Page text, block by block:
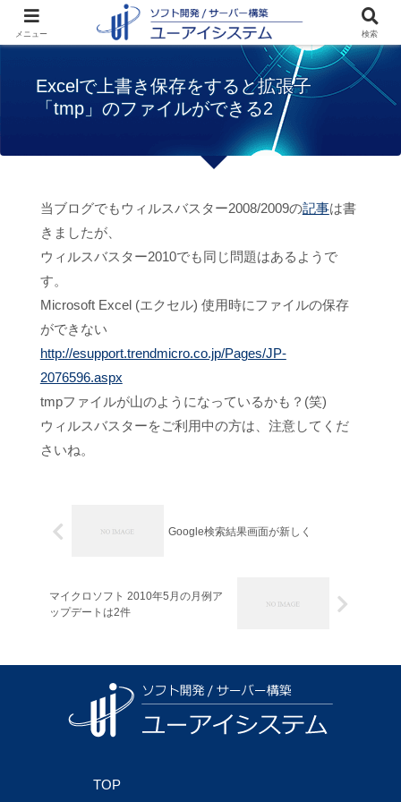
トラブル
Excelで上書き保存をす
ると拡張子「tmp」のファイルができる2
Excelで上書き保存をすると拡張子
「tmp」のファイルができる2
当ブログでもウィルスバスター2008/2009の記事は書
きましたが、
ウィルスバスター2010でも同じ問題はあるようで
す。
Microsoft Excel (エクセル) 使用時にファイルの保存
ができない
http://esupport.trendmicro.co.jp/Pages/JP-
2076596.aspx
tmpファイルが山のようになっているかも？(笑)
ウィルスバスターをご利用中の方は、注意してくだ
さいね。
Google検索結果画面が新しく
マイクロソフト 2010年5月の月例ア
ップデートは2件
TOP
メニュー 検索